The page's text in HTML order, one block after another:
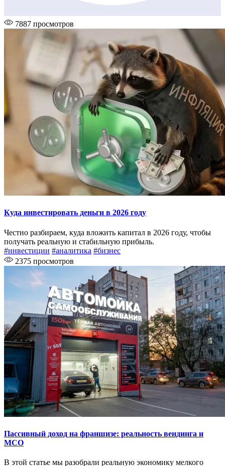
7887 просмотров
Куда инвестировать деньги в 2026 году
Честно разбираем, куда вложить капитал в 2026 году, чтобы
получать реальную и стабильную прибыль.
#инвестиции #аналитика #бизнес
2375 просмотров
Пассивный доход на франшизе: реальность вендинга и
МСО
В этой статье мы разобрали реальную экономику мелкого